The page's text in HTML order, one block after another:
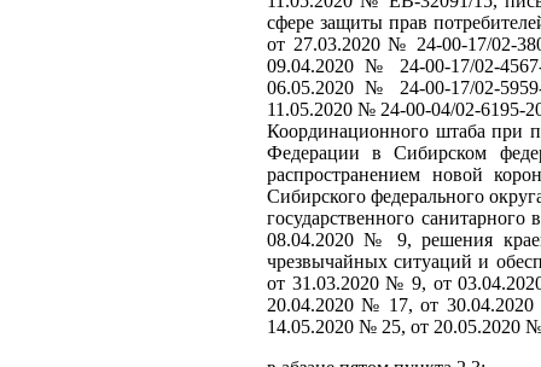
сфере защиты прав
от 27.03.2020 № 24-00-17/02-
09.04.2020 № 24-00-17/02-
06.05.2020 № 24-00-17/02-
11.05.2020 № 24-00-04/02-6195-
Координационного штаба при
Федерации в Сибирском
распространением новой
Сибирского федерального
государственного
08.04.2020 № 9, решения
чрезвычайных ситуаций и
от 31.03.2020 № 9, от
20.04.2020 № 17, от
14.05.2020 № 25, от